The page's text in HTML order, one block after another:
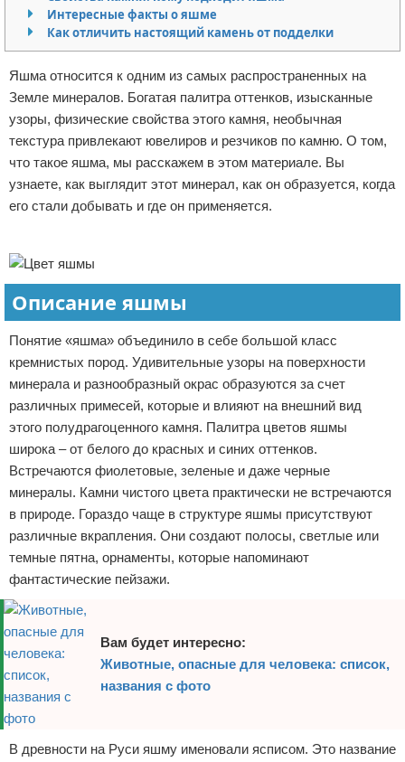
Экономика
Отказ от ответственности
Интересные факты о яшме
Как отличить настоящий камень от подделки
Яшма относится к одним из самых распространенных на
Земле минералов. Богатая палитра оттенков, изысканные
узоры, физические свойства этого камня, необычная
текстура привлекают ювелиров и резчиков по камню. О том,
что такое яшма, мы расскажем в этом материале. Вы
узнаете, как выглядит этот минерал, как он образуется, когда
его стали добывать и где он применяется.
Описание яшмы
Понятие «яшма» объединило в себе большой класс
кремнистых пород. Удивительные узоры на поверхности
минерала и разнообразный окрас образуются за счет
различных примесей, которые и влияют на внешний вид
этого полудрагоценного камня. Палитра цветов яшмы
широка – от белого до красных и синих оттенков.
Встречаются фиолетовые, зеленые и даже черные
минералы. Камни чистого цвета практически не встречаются
в природе. Гораздо чаще в структуре яшмы присутствуют
различные вкрапления. Они создают полосы, светлые или
темные пятна, орнаменты, которые напоминают
фантастические пейзажи.
Вам будет интересно:
Животные, опасные для человека: список,
названия с фото
В древности на Руси яшму именовали ясписом. Это название